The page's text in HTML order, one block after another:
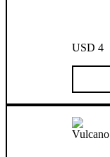
USD 4